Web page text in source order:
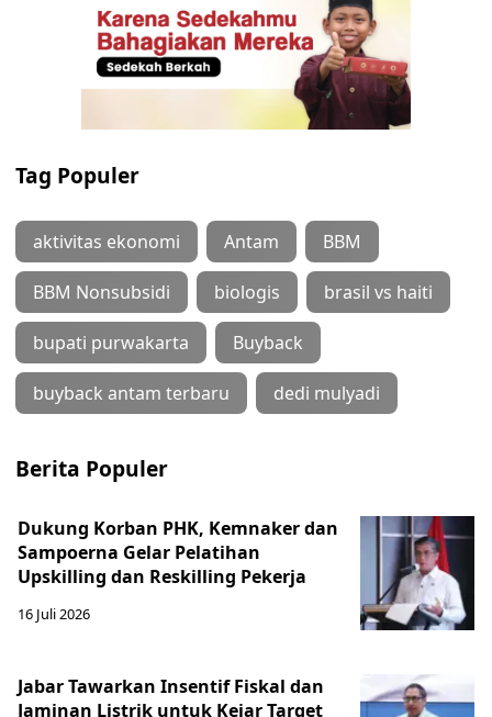
Tag Populer
aktivitas ekonomi Antam BBM
BBM Nonsubsidi biologis brasil vs haiti
bupati purwakarta Buyback
buyback antam terbaru dedi mulyadi
Berita Populer
Dukung Korban PHK, Kemnaker dan
Sampoerna Gelar Pelatihan
Upskilling dan Reskilling Pekerja
16 Juli 2026
Jabar Tawarkan Insentif Fiskal dan
Jaminan Listrik untuk Kejar Target